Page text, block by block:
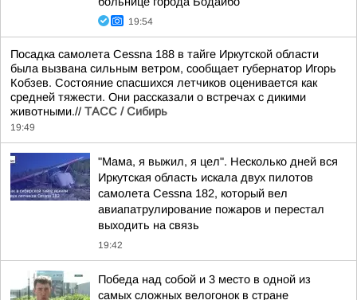
19:54
Посадка самолета Cessna 188 в тайге Иркутской области
была вызвана сильным ветром, сообщает губернатор Игорь
Кобзев. Состояние спасшихся летчиков оценивается как
средней тяжести. Они рассказали о встречах с дикими
животными.// ТАСС / Сибирь
19:49
"Мама, я выжил, я цел". Несколько дней вся
Иркутская область искала двух пилотов
самолета Cessna 182, который вел
авиапатрулирование пожаров и перестал
выходить на связь
19:42
Победа над собой и 3 место в одной из
самых сложных велогонок в стране